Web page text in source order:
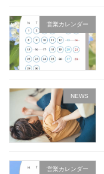
営業カレンダー
NEWS
営業カレンダー